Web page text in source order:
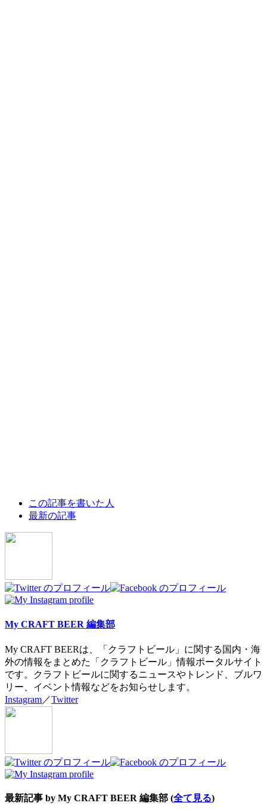
following
tabs
change
この記事を書いた人
最新の記事
My CRAFT BEER 編集部
My CRAFT BEERは、「クラフトビール」に関する国内・海
外の情報をまとめた「クラフトビール」情報ポータルサイト
です。クラフトビールに関するニュースやトレンド、ブルワ
リー、イベント情報などをお知らせします。
Instagram／Twitter
最新記事 by My CRAFT BEER 編集部 (全て見る)